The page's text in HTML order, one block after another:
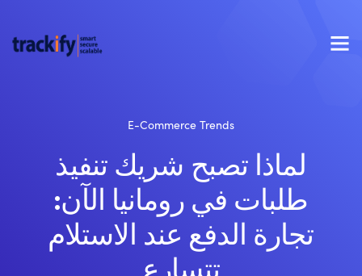
E-Commerce Trends
لماذا تصبح شريك تنفيذ
طلبات في رومانيا الآن:
تجارة الدفع عند الاستلام